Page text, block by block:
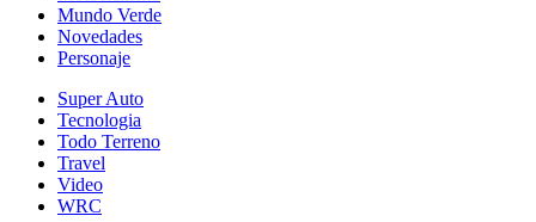
Mundo Verde
Novedades
Personaje
Super Auto
Tecnologia
Todo Terreno
Travel
Video
WRC